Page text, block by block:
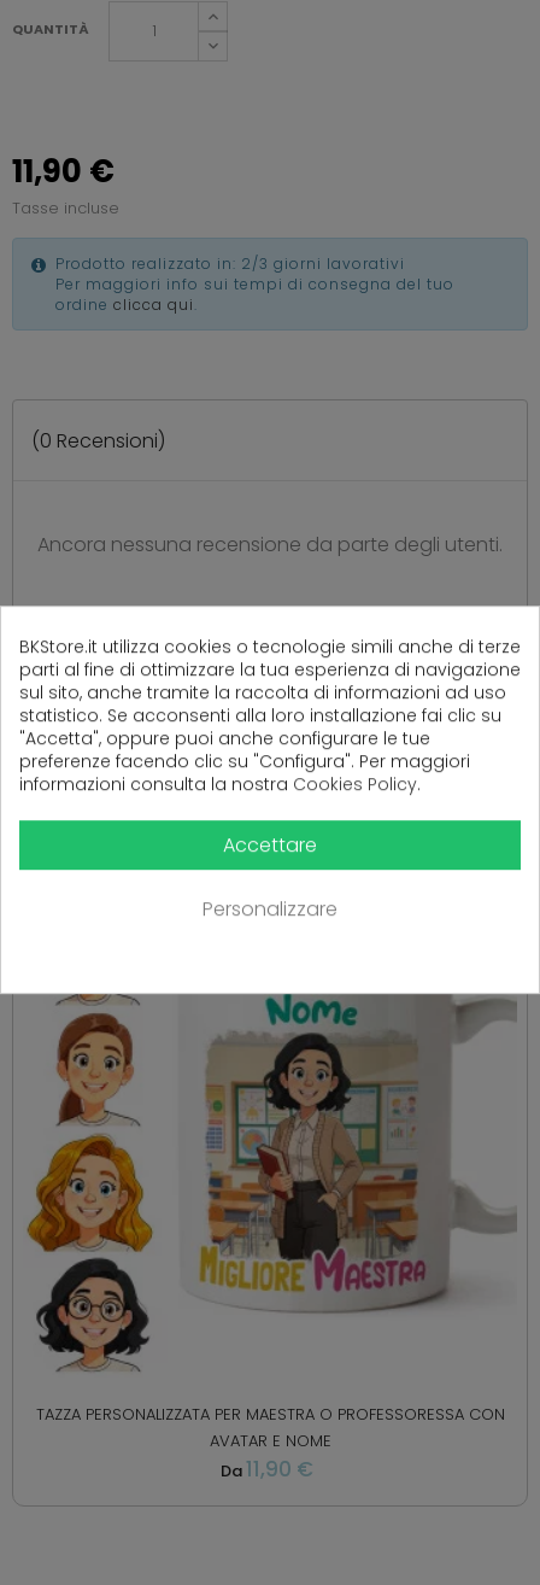
QUANTITÀ
11,90 €
Tasse incluse
Prodotto realizzato in: 2/3 giorni lavorativi
Per maggiori info sui tempi di consegna del tuo
ordine clicca qui.
(0 Recensioni)
Ancora nessuna recensione da parte degli utenti.
PRODOTTI CORRELATI
( 16 altri prodotti nella stessa categoria )
TAZZA PERSONALIZZATA PER MAESTRA O PROFESSORESSA CON
AVATAR E NOME
Da11,90 €
BKStore.it utilizza cookies o tecnologie simili anche di terze
parti al fine di ottimizzare la tua esperienza di navigazione
sul sito, anche tramite la raccolta di informazioni ad uso
statistico. Se acconsenti alla loro installazione fai clic su
"Accetta", oppure puoi anche configurare le tue
preferenze facendo clic su "Configura". Per maggiori
informazioni consulta la nostra Cookies Policy.
Accettare
Personalizzare